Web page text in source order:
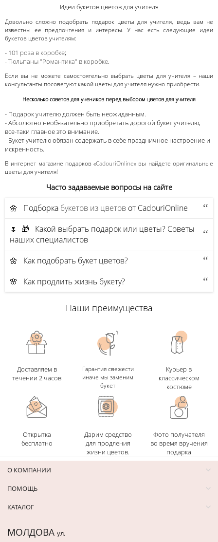
Идеи букетов цветов для учителя
Довольно сложно подобрать подарок цветы для учителя, ведь вам не
известны ее предпочтения и интересы. У нас есть следующие идеи
букетов цветов учителям:
- 101 розa в коробке;
-Тюльпаны "Романтика" в коробке.
Если вы не можете самостоятельно выбрать цветы для учителя – наши
консультанты посоветуют какой цветы для учителя нужно приобрести.
Несколько советов для учеников перед выбором цветов для учителя
- Подарок учителю должен быть неожиданным.
- Абсолютно необязательно приобретать дорогой букет учителю,
все-таки главное это внимание.
- Букет учителю обязан содержать в себе праздничное настроение и
искренность.
В интернет магазине подарков «CadouriOnline» вы найдете оригинальные
цветы для учителя!
Часто задаваемые вопросы на сайте
🌼 Подборка букетов из цветов от CadouriOnline
🌷 🎁 Какой выбрать подарок или цветы? Советы
наших специалистов
🌼 Как подобрать букет цветов?
🌸 Как продлить жизнь букету?
Наши преимущества
Доставляем в
течении 2 часов
Гарантия свежести
иначе мы заменим
букет
Курьер в
классическом
костюме
Открытка
бесплатно
Дарим средство
для продления
жизни цветов.
Фото получателя
во время вручения
подарка
О КОМПАНИИ
ПОМОЩЬ
КАТАЛОГ
МОЛДОВА ул.